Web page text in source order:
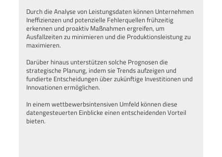
Durch die Analyse von Leistungsdaten können Unternehmen
Ineffizienzen und potenzielle Fehlerquellen frühzeitig
erkennen und proaktiv Maßnahmen ergreifen, um
Ausfallzeiten zu minimieren und die Produktionsleistung zu
maximieren.
Darüber hinaus unterstützen solche Prognosen die
strategische Planung, indem sie Trends aufzeigen und
fundierte Entscheidungen über zukünftige Investitionen und
Innovationen ermöglichen.
In einem wettbewerbsintensiven Umfeld können diese
datengesteuerten Einblicke einen entscheidenden Vorteil
bieten.